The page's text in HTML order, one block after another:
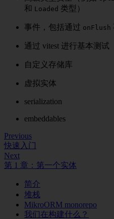
和 Loaded 类型）
事件，包括通过 onFlush
通过 vitest 进行基本测试
自定义存储库
虚拟实体
serialization
embeddables
Previous
快速入门
Next
第 1 章：第一个实体
简介
堆栈
MikroORM monorepo
我们在构建什么？